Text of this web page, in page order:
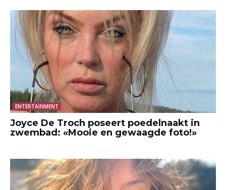
ENTERTAINMENT
Joyce De Troch poseert poedelnaakt in
zwembad: «Mooie en gewaagde foto!»